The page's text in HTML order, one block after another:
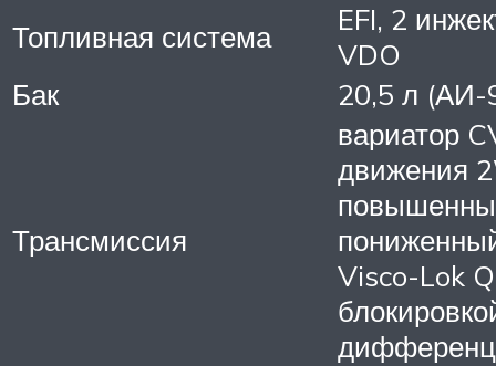
Топливная система
EFI, 2
VDO
Бак
20,5 л (АИ-
Трансмиссия
вариатор
движения
Visco-Lok